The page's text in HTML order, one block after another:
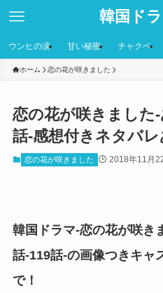
韓国ド
ウンヒの涙 甘い秘密 チャクペ
ホーム 恋の花が咲きました
恋の花が咲きました
話-感想付きネタバレ
恋の花が咲きました 2018年11月
韓国ドラマ-恋の花が咲き
話-119話-の画像つきキャ
で！